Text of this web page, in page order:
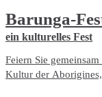
Barunga-
ein kulturelles Fest
Feiern Sie
Kultur der